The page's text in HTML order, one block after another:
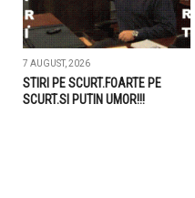
7 AUGUST, 2026
STIRI PE SCURT.FOARTE PE
SCURT.SI PUTIN UMOR!!!